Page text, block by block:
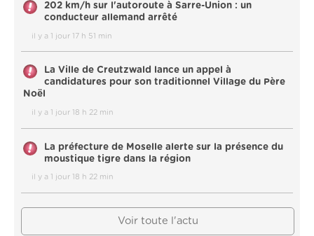
202 km/h sur l'autoroute à Sarre-Union : un
conducteur allemand arrêté
il y a 1 jour 17 h 51 min
La Ville de Creutzwald lance un appel à
candidatures pour son traditionnel Village du Père
Noël
il y a 1 jour 18 h 22 min
La préfecture de Moselle alerte sur la présence du
moustique tigre dans la région
il y a 1 jour 18 h 22 min
Voir toute l'actu